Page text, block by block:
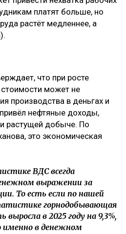
платят больше, но
растёт медленнее, а
что при росте
может не
производства в деньгах и
нефтяные доходы,
растущей добыче. По
это экономическая
ВДС всегда
выражении за
То есть если по нашей
горнодобывающая
в 2025 году на 9,3%,
именно в денежном